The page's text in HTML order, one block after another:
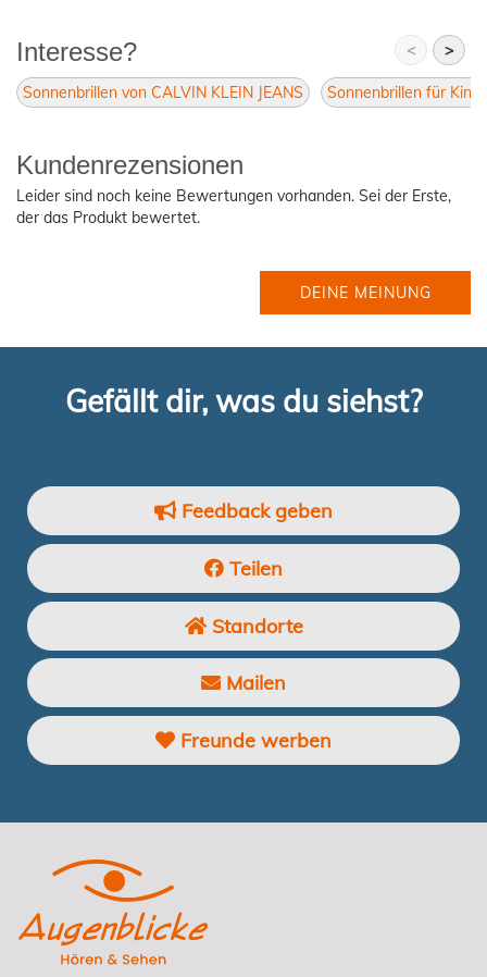
Interesse? < >
Sonnenbrillen von CALVIN KLEIN JEANS Sonnenbrillen für
Kundenrezensionen
Leider sind noch keine Bewertungen vorhanden. Sei der Erste,
der das Produkt bewertet.
DEINE MEINUNG
Gefällt dir, was du siehst?
Feedback geben
Teilen
Standorte
Mailen
Freunde werben